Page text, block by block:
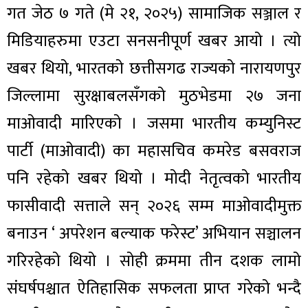
गत जेठ ७ गते (मे २१, २०२५) सामाजिक सञ्जाल र
मिडियाहरुमा एउटा सनसनीपूर्ण खबर आयो । त्यो
खबर थियो, भारतको छत्तीसगढ राज्यको नारायणपुर
जिल्लामा सुरक्षाबलसँगको मुठभेडमा २७ जना
माओवादी मारिएको । जसमा भारतीय कम्युनिस्ट
पार्टी (माओवादी) का महासचिव कमरेड बसवराज
पनि रहेको खबर थियो । मोदी नेतृत्वको भारतीय
फासीवादी सत्ताले सन् २०२६ सम्म माओवादीमुक्त
बनाउन ‘ अपरेशन बल्याक फरेस्ट’ अभियान सञ्चालन
गरिरहेको थियो । सोही क्रममा तीन दशक लामो
संघर्षपश्चात ऐतिहासिक सफलता प्राप्त गरेको भन्दै